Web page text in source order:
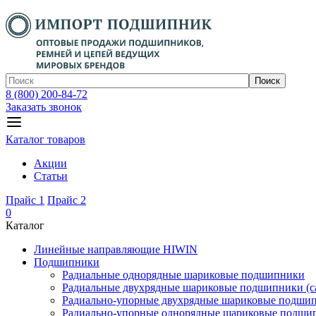
Поиск
8 (800) 200-84-72
Заказать звонок
Каталог товаров
Акции
Статьи
Прайс 1 Прайс 2
0
Каталог
Линейные направляющие HIWIN
Подшипники
Радиальные однорядные шариковые подшипники
Радиальные двухрядные шариковые подшипники
Радиально-упорные двухрядные шариковые
Радиально-упорные однорядные шариковые